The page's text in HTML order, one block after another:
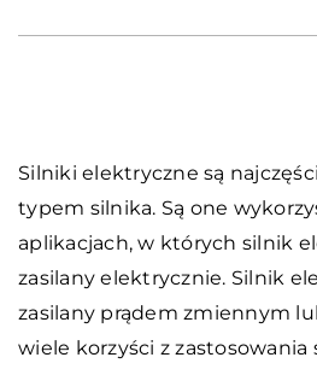
Silniki elektryczne są
typem silnika. Są one
aplikacjach, w których silnik
zasilany elektrycznie. Silnik
zasilany prądem zmiennym
wiele korzyści z zastosowania